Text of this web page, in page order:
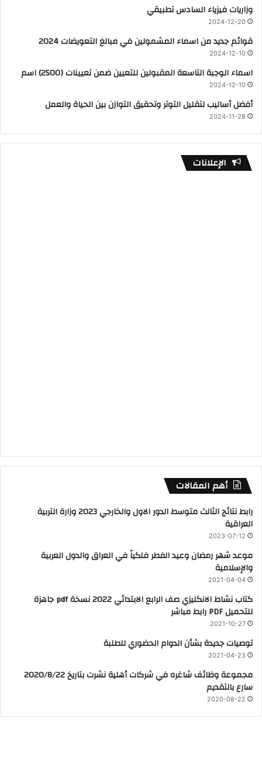
وزاريات فيزياء السادس تطبيقي
2024-12-20
قوائم جديد من اسماء المشمولين في مبالغ التعويضات 2024
2024-12-10
اسماء الوجبة التاسعة المقبولين للتعيين ضمن تعيينات (2500) اسم
2024-12-10
أفضل أساليب لتقليل التوتر وتحقيق التوازن بين الحياة والعمل
2024-11-28
الإعلانات
أهم المقالات
رابط نتائج الثالث متوسط الدور الاول والخارجي 2023 وزارة التربية
العراقية
2023-07-12
موعد شهر رمضان وعيد الفطر فلكياً في العراق والدول العربية
والإسلامية
2021-04-04
كتاب نشاط الانكليزي صف الرابع الابتدائي 2022 نسخة pdf جاهزة
للتحميل PDF رابط مباشر
2021-10-27
توصيات جديدة بشأن الدوام الحضوري للطلبة
2021-04-23
مجموعة وظائف شاغره في شركات أهلية نشرت بتاريخ 2020/8/22
سارع بالتقديم
2020-08-22